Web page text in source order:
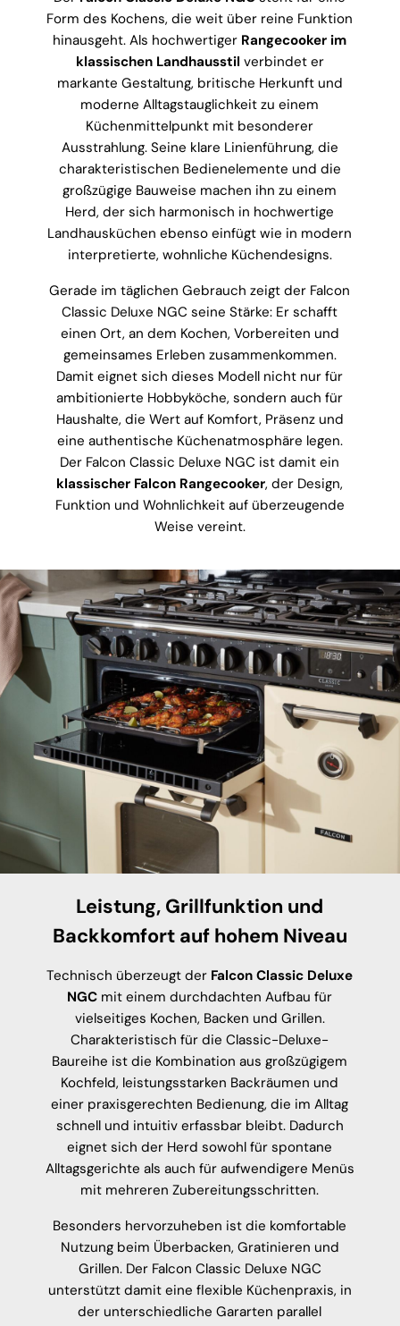
Form des Kochens, die weit über reine Funktion
hinausgeht. Als hochwertiger Rangecooker im
klassischen Landhausstil verbindet er
markante Gestaltung, britische Herkunft und
moderne Alltagstauglichkeit zu einem
Küchenmittelpunkt mit besonderer
Ausstrahlung. Seine klare Linienführung, die
charakteristischen Bedienelemente und die
großzügige Bauweise machen ihn zu einem
Herd, der sich harmonisch in hochwertige
Landhausküchen ebenso einfügt wie in modern
interpretierte, wohnliche Küchendesigns.
Gerade im täglichen Gebrauch zeigt der Falcon
Classic Deluxe NGC seine Stärke: Er schafft
einen Ort, an dem Kochen, Vorbereiten und
gemeinsames Erleben zusammenkommen.
Damit eignet sich dieses Modell nicht nur für
ambitionierte Hobbyköche, sondern auch für
Haushalte, die Wert auf Komfort, Präsenz und
eine authentische Küchenatmosphäre legen.
Der Falcon Classic Deluxe NGC ist damit ein
klassischer Falcon Rangecooker, der Design,
Funktion und Wohnlichkeit auf überzeugende
Weise vereint.
Leistung, Grillfunktion und
Backkomfort auf hohem Niveau
Technisch überzeugt der Falcon Classic Deluxe
NGC mit einem durchdachten Aufbau für
vielseitiges Kochen, Backen und Grillen.
Charakteristisch für die Classic-Deluxe-
Baureihe ist die Kombination aus großzügigem
Kochfeld, leistungsstarken Backräumen und
einer praxisgerechten Bedienung, die im Alltag
schnell und intuitiv erfassbar bleibt. Dadurch
eignet sich der Herd sowohl für spontane
Alltagsgerichte als auch für aufwendigere Menüs
mit mehreren Zubereitungsschritten.
Besonders hervorzuheben ist die komfortable
Nutzung beim Überbacken, Gratinieren und
Grillen. Der Falcon Classic Deluxe NGC
unterstützt damit eine flexible Küchenpraxis, in
der unterschiedliche Gararten parallel